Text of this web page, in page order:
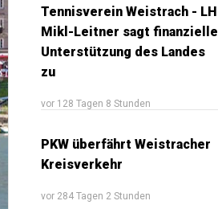
Tennisverein Weistrach - LH
Mikl-Leitner sagt finanzielle
Unterstützung des Landes
zu
vor 128 Tagen 8 Stunden
PKW überfährt Weistracher
Kreisverkehr
vor 284 Tagen 2 Stunden